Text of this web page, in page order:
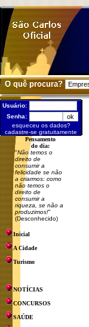
O quê procura?
Usuário:
Senha:
esqueceu os dados?
cadastre-se gratuitamente
Pensamento
do dia:
"Não temos o
direito de
consumir a
felicidade se não
a criarmos: como
não temos o
direito de
consumir a
riqueza, se não a
produzimos!"
(Desconhecido)
Inicial
A Cidade
Turismo
NOTÍCIAS
CONCURSOS
SAÚDE